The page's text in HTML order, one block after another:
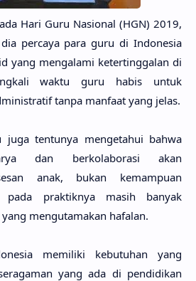
Hari Guru Nasional (HGN) 2019,
percaya para guru di Indonesia
yang mengalami ketertinggalan di
waktu guru habis untuk
tanpa manfaat yang jelas.
tentunya mengetahui bahwa
dan berkolaborasi akan
anak, bukan kemampuan
pada praktiknya masih banyak
mengutamakan hafalan.
memiliki kebutuhan yang
yang ada di pendidikan